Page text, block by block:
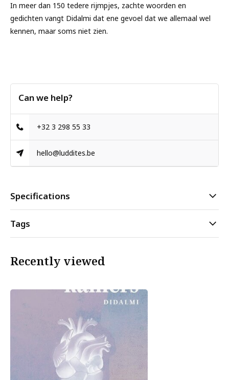
In meer dan 150 tedere rijmpjes, zachte woorden en
gedichten vangt Didalmi dat ene gevoel dat we allemaal wel
kennen, maar soms niet zien.
Can we help?
+32 3 298 55 33
hello@luddites.be
Specifications
Tags
Recently viewed